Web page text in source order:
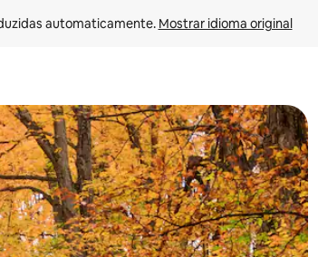
automaticamente. Mostrar idioma original